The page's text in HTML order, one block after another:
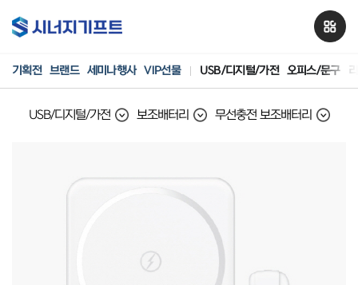
기획전 브랜드 세미나행사 VIP선물 USB/디지털/가전 오피스/문구
USB/디지털/가전 보조배터리 무선충전 보조배터리